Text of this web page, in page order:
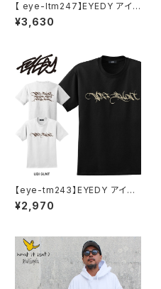
【 eye-ltm247】EYEDY アイデ
ィー 大きいサイズ メンズ ロング
Tシャツ GOD IS DEAD ロンT
HITE BLACK ホワイト ブラック
¥3,630
【eye-tm243】EYEDY アイデ
ィー UBITTER ショートスリー
ブTシャツ 大きいサイズ WHTI
¥2,970